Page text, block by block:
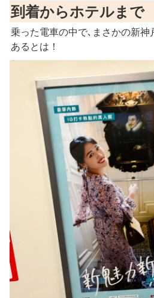
到着からホテルまで
乗った電車の中で､まさかの新
あるとは！